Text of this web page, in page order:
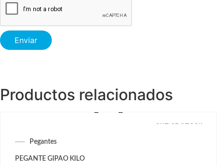
Productos relacionados
OUT OF STOCK
Pegantes
PEGANTE GIPAO KILO